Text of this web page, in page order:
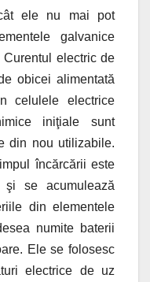
ele nu mai pot
galvanice
electric de
obicei alimentată
celulele electrice
iniţiale sunt
din nou utilizabile.
încărcării este
şi se acumulează
din elementele
numite baterii
Ele se folosesc
electrice de uz